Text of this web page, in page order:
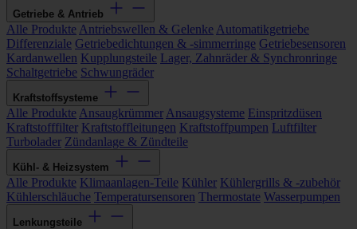
Getriebe & Antrieb
Alle Produkte Antriebswellen & Gelenke Automatikgetriebe
Differenziale Getriebedichtungen & -simmerringe Getriebesensoren
Kardanwellen Kupplungsteile Lager, Zahnräder & Synchronringe
Schaltgetriebe Schwungräder
Kraftstoffsysteme
Alle Produkte Ansaugkrümmer Ansaugsysteme Einspritzdüsen
Kraftstofffilter Kraftstoffleitungen Kraftstoffpumpen Luftfilter
Turbolader Zündanlage & Zündteile
Kühl- & Heizsystem
Alle Produkte Klimaanlagen-Teile Kühler Kühlergrills & -zubehör
Kühlerschläuche Temperatursensoren Thermostate Wasserpumpen
Lenkungsteile